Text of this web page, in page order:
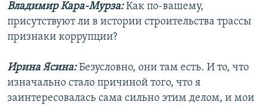
Владимир Кара-Мурза:Как по-вашему,
присутствуют ли в истории строительства трассы
признаки коррупции?
Ирина Ясина:Безусловно, они там есть. И то, что
изначально стало причиной того, что я
заинтересовалась сама сильно этим делом, и мои